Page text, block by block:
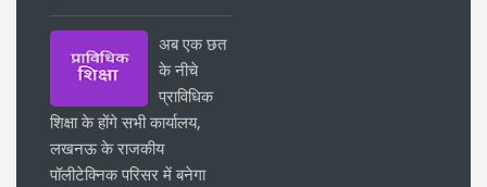
अब एक छत
के नीचे
प्राविधिक
शिक्षा के होंगे सभी कार्यालय,
लखनऊ के राजकीय
पॉलीटेक्निक परिसर में बनेगा